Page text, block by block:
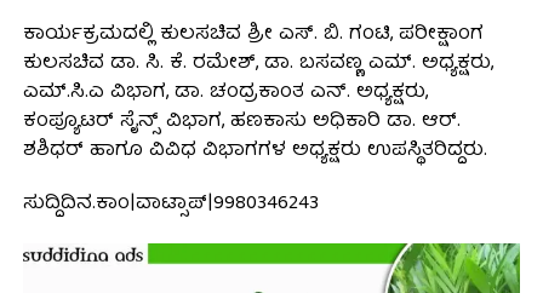
ಕಾರ್ಯಕ್ರಮದಲ್ಲಿ ಕುಲಸಚಿವ ಶ್ರೀ ಎಸ್. ಬಿ. ಗಂಟಿ, ಪರೀಕ್ಷಾಂಗ
ಕುಲಸಚಿವ ಡಾ. ಸಿ. ಕೆ. ರಮೇಶ್, ಡಾ. ಬಸವಣ್ಣ ಎಮ್. ಅಧ್ಯಕ್ಷರು,
ಎಮ್.ಸಿ.ಎ ವಿಭಾಗ, ಡಾ. ಚಂದ್ರಕಾಂತ ಎನ್. ಅಧ್ಯಕ್ಷರು,
ಕಂಪ್ಯೂಟರ್ ಸೈನ್ಸ್ ವಿಭಾಗ, ಹಣಕಾಸು ಅಧಿಕಾರಿ ಡಾ. ಆರ್.
ಶಶಿಧರ್ ಹಾಗೂ ವಿವಿಧ ವಿಭಾಗಗಳ ಅಧ್ಯಕ್ಷರು ಉಪಸ್ಥಿತರಿದ್ದರು.
ಸುದ್ದಿದಿನ.ಕಾಂ|ವಾಟ್ಸಾಪ್|9980346243